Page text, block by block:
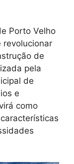
Porto Velho
revolucionar
de
pela
de
e
como